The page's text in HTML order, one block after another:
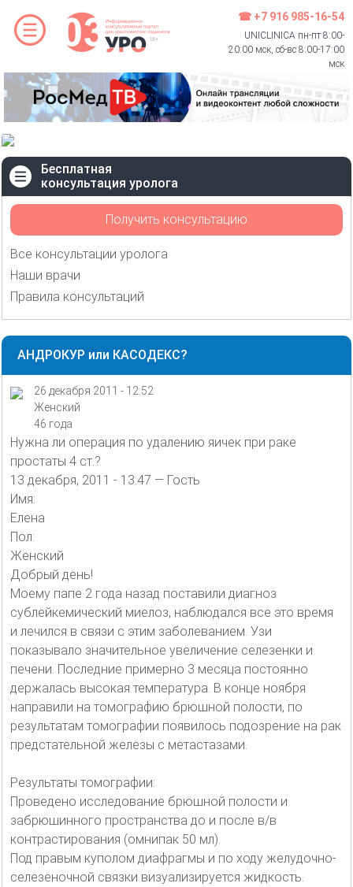
☎ +7 916 985-16-54
UNICLINICA пн-пт 8:00-
20:00 мск, сб-вс 8:00-17:00
мск
Бесплатная
консультация уролога
Получить консультацию
Все консультации уролога
Наши врачи
Правила консультаций
АНДРОКУР или КАСОДЕКС?
26 декабря 2011 - 12:52
Женский
46 года
Нужна ли операция по удалению яичек при раке
простаты 4 ст.?
13 декабря, 2011 - 13:47 — Гость
Имя:
Елена
Пол:
Женский
Добрый день!
Моему папе 2 года назад поставили диагноз
сублейкемический миелоз, наблюдался все это время
и лечился в связи с этим заболеванием. Узи
показывало значительное увеличение селезенки и
печени. Последние примерно 3 месяца постоянно
держалась высокая температура. В конце ноября
направили на томографию брюшной полости, по
результатам томографии появилось подозрение на рак
предстательной железы с метастазами.
Результаты томографии:
Проведено исследование брюшной полости и
забрюшинного пространства до и после в/в
контрастирования (омнипак 50 мл).
Под правым куполом диафрагмы и по ходу желудочно-
селезеночной связки визуализируется жидкость.